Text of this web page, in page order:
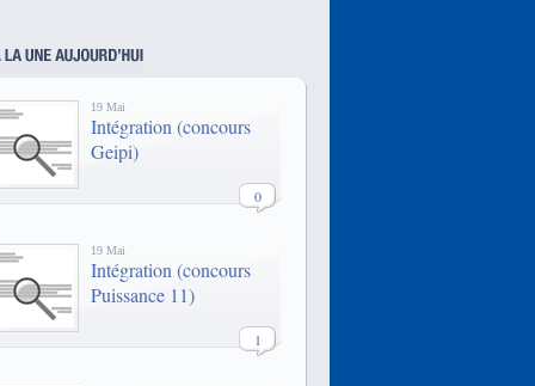
généralistes, 2 formations
apprentissage, toutes habilitées par
www.epf.fr/
19 Mai
Intégration (concours
Geipi)
0
19 Mai
Intégration (concours
Puissance 11)
1